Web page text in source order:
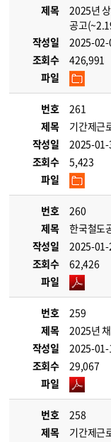
제목
2025년
공고
작성일
2025-02-
조회수
426,991
파일
번호
261
제목
기간제근
작성일
2025-01-
조회수
5,423
파일
번호
260
제목
한국철도
작성일
2025-01-
조회수
62,426
파일
번호
259
제목
2025년
작성일
2025-01-
조회수
29,067
파일
번호
258
제목
기간제근